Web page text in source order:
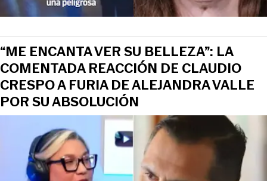
“ME ENCANTA VER SU BELLEZA”: LA
COMENTADA REACCIÓN DE CLAUDIO
CRESPO A FURIA DE ALEJANDRA VALLE
POR SU ABSOLUCIÓN